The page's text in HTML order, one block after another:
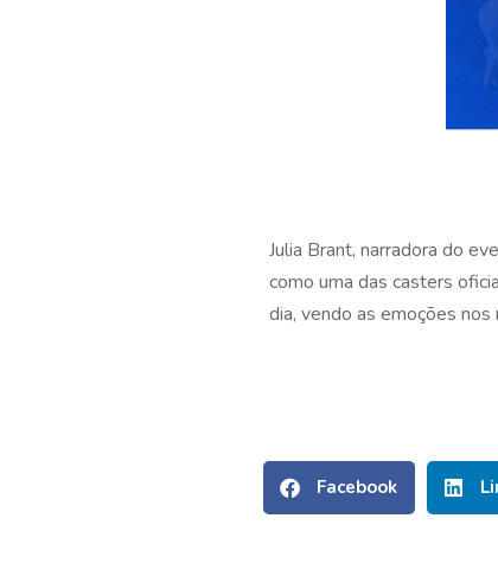
Julia Brant, narradora do
como uma das casters
dia, vendo as emoções
Facebook